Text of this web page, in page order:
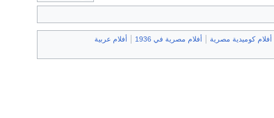
أفلام كوميدية مصرية أفلام مصرية في 1936
أفلام عربية